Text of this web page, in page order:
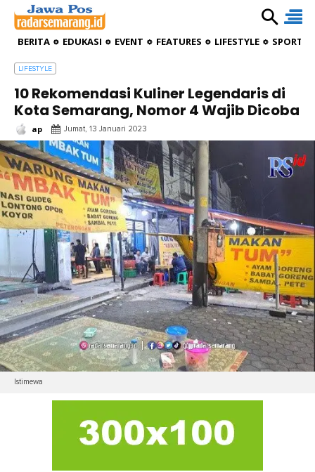
BERITA EDUKASI EVENT FEATURES LIFESTYLE
LIFESTYLE
10 Rekomendasi Kuliner Legendaris di
Kota Semarang, Nomor 4 Wajib Dicoba
ap Jumat, 13 Januari 2023
Istimewa